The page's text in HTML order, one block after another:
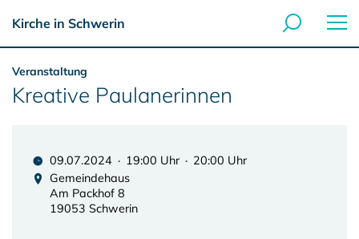
Kirche in Schwerin
Veranstaltung
Kreative Paulanerinnen
09.07.2024 · 19:00 Uhr · 20:00 Uhr
Gemeindehaus
Am Packhof 8
19053 Schwerin